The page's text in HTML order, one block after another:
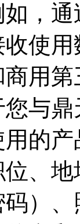

使用
用
与鼎
产品
、
